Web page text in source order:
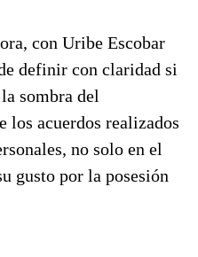
con Uribe Escobar
definir con claridad si
sombra del
acuerdos realizados
no solo en el
gusto por la posesión